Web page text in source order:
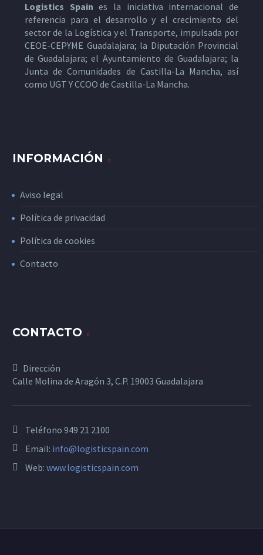
Logistics Spain es la iniciativa internacional de
referencia para el desarrollo y el crecimiento del
sector de la Logística y el Transporte, impulsada por
CEOE-CEPYME Guadalajara; la Diputación Provincial
de Guadalajara; el Ayuntamiento de Guadalajara; la
Junta de Comunidades de Castilla-La Mancha, así
como UGT Y CCOO de Castilla-La Mancha.
INFORMACIÓN
Aviso legal
Política de privacidad
Política de cookies
Contacto
CONTACTO
Dirección
Calle Molina de Aragón 3, C.P. 19003 Guadalajara
Teléfono 949 21 2100
Email: info@logisticspain.com
Web: www.logisticspain.com